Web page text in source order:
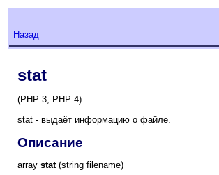
Назад
stat
(PHP 3, PHP 4)
stat - выдаёт информацию о файле.
Описание
array stat(string filename)